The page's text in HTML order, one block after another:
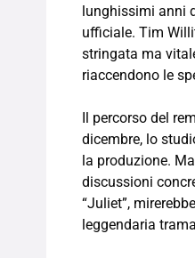
lunghissimi anni
ufficiale. Tim
stringata ma
riaccendono le
Il percorso del
dicembre, lo
la produzione.
discussioni
“Juliet”,
leggendaria